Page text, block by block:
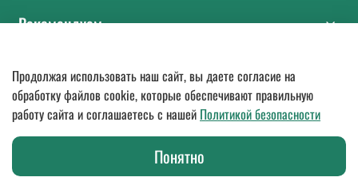
Рекомендуем
© 2018 2026.
Оптовые поставки спецодежды, ДСИЗ, СИЗ, мебели
и бытовой химии. Гарантия качества, доставка по России
Любое использование контента без письменного разрешения
запрещено.Представленная на сайте информация о товарах не является
публичной офертой в значении п. 2 ст. 437 Гражданского кодекса РФ.
Продолжая использовать наш сайт, вы даете согласие на
обработку файлов cookie, которые обеспечивают правильную
работу сайта и соглашаетесь с нашей Политикой безопасности
Понятно